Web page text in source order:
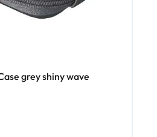
grey shiny wave